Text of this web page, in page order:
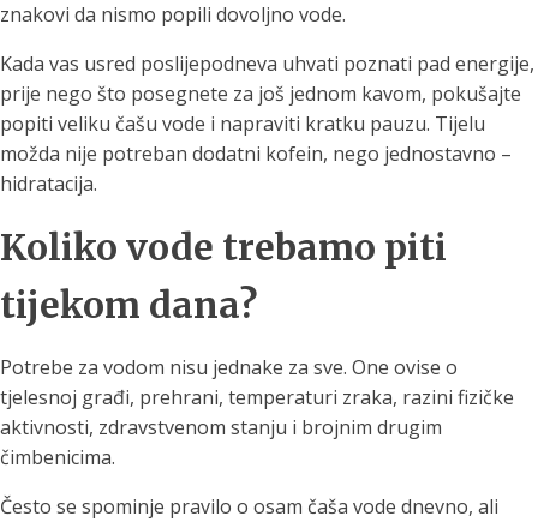
znakovi da nismo popili dovoljno vode.
Kada vas usred poslijepodneva uhvati poznati pad energije,
prije nego što posegnete za još jednom kavom, pokušajte
popiti veliku čašu vode i napraviti kratku pauzu. Tijelu
možda nije potreban dodatni kofein, nego jednostavno –
hidratacija.
Koliko vode trebamo piti
tijekom dana?
Potrebe za vodom nisu jednake za sve. One ovise o
tjelesnoj građi, prehrani, temperaturi zraka, razini fizičke
aktivnosti, zdravstvenom stanju i brojnim drugim
čimbenicima.
Često se spominje pravilo o osam čaša vode dnevno, ali